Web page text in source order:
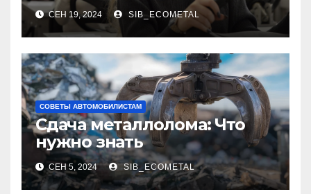
СЕН 19, 2024 SIB_ECOMETAL
СОВЕТЫ АВТОМОБИЛИСТАМ
Сдача металлолома: Что
нужно знать
СЕН 5, 2024 SIB_ECOMETAL